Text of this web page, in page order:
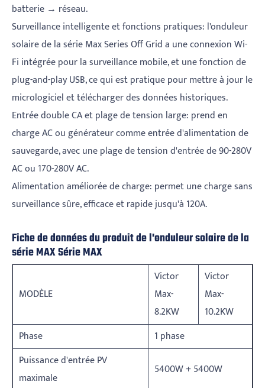
batterie → réseau.
Surveillance intelligente et fonctions pratiques: l'onduleur
solaire de la série Max Series Off Grid a une connexion Wi-
Fi intégrée pour la surveillance mobile, et une fonction de
plug-and-play USB, ce qui est pratique pour mettre à jour le
micrologiciel et télécharger des données historiques.
Entrée double CA et plage de tension large: prend en
charge AC ou générateur comme entrée d'alimentation de
sauvegarde, avec une plage de tension d'entrée de 90-280V
AC ou 170-280V AC.
Alimentation améliorée de charge: permet une charge sans
surveillance sûre, efficace et rapide jusqu'à 120A.
Fiche de données du produit de l'onduleur solaire de la
série MAX Série MAX
MODÈLE
Victor
Max-
8.2KW
Victor
Max-
10.2KW
Phase
1 phase
Puissance d'entrée PV
maximale
5400W + 5400W